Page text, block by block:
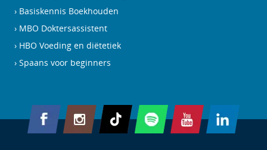
Basiskennis Boekhouden
MBO Doktersassistent
HBO Voeding en diëtetiek
Spaans voor beginners